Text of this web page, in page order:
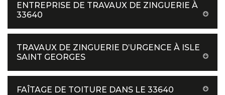
ENTREPRISE DE TRAVAUX DE ZINGUERIE À
33640
TRAVAUX DE ZINGUERIE D’URGENCE À ISLE
SAINT GEORGES
FAÎTAGE DE TOITURE DANS LE 33640